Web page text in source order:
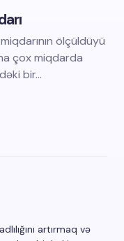
ölçüldüyü
çox miqdarda
bir…
artırmaq və